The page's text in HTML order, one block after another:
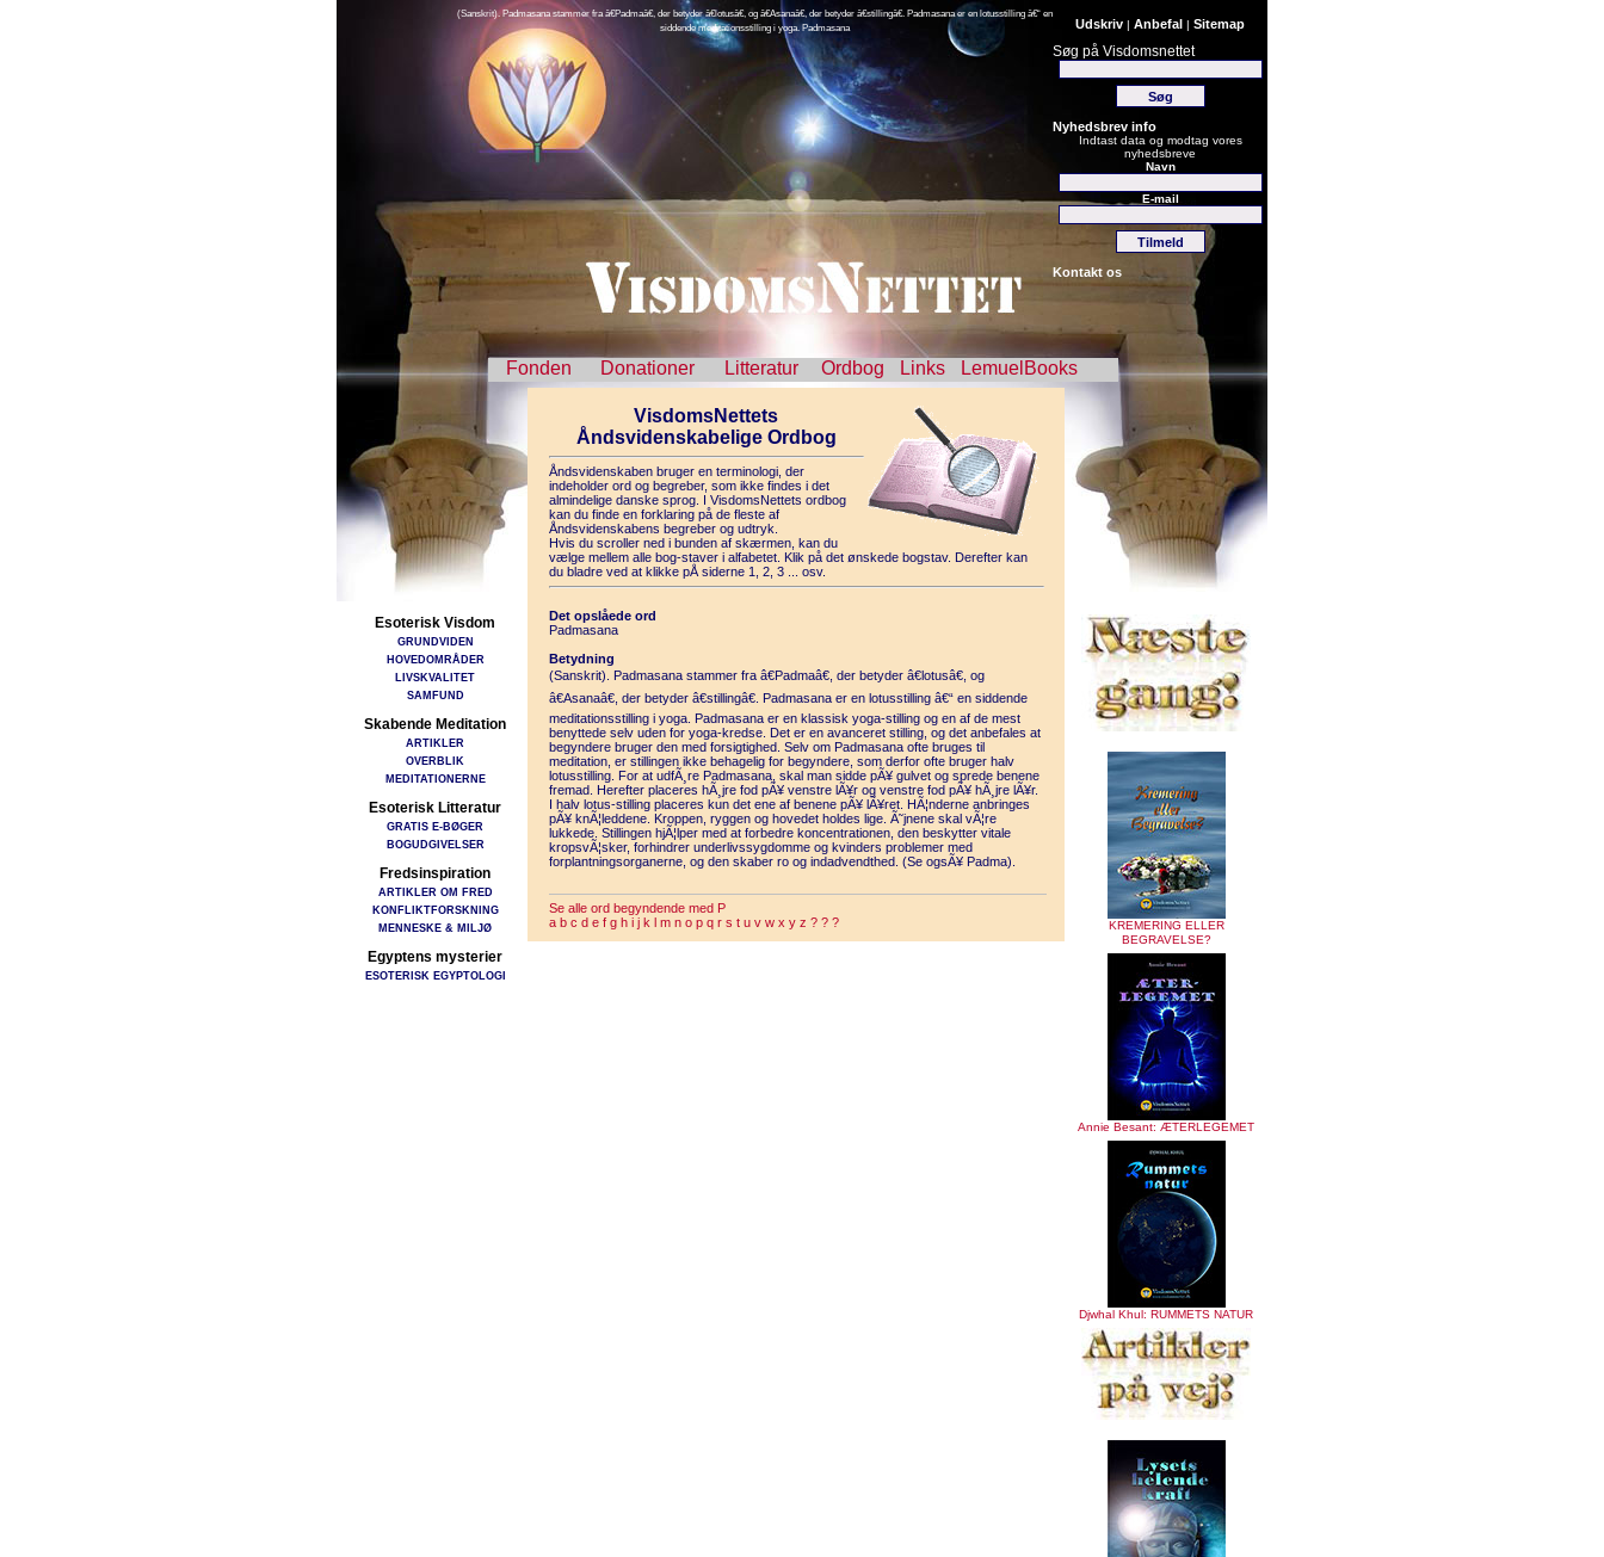
Udskriv | Anbefal | Sitemap
Søg på Visdomsnettet
Nyhedsbrev info
Indtast data og modtag vores
nyhedsbreve
Navn
E-mail
Kontakt os
(Sanskrit). Padmasana stammer fra â€Padmaâ€, der betyder â€lotusâ€, og â€Asanaâ€, der betyder â€stillingâ€. Padmasana er en lotusstilling â€“ en
siddende meditationsstilling i yoga. Padmasana
Fonden Donationer Litteratur Ordbog Links LemuelBooks
Esoterisk Visdom
GRUNDVIDEN
HOVEDOMRÅDER
LIVSKVALITET
SAMFUND
Skabende Meditation
ARTIKLER
OVERBLIK
MEDITATIONERNE
Esoterisk Litteratur
GRATIS E-BØGER
BOGUDGIVELSER
Fredsinspiration
ARTIKLER OM FRED
KONFLIKTFORSKNING
MENNESKE & MILJØ
Egyptens mysterier
ESOTERISK EGYPTOLOGI
VisdomsNettets
Åndsvidenskabelige Ordbog
Åndsvidenskaben bruger en terminologi, der
indeholder ord og begreber, som ikke findes i det
almindelige danske sprog. I VisdomsNettets ordbog
kan du finde en forklaring på de fleste af
Åndsvidenskabens begreber og udtryk.
Hvis du scroller ned i bunden af skærmen, kan du
vælge mellem alle bog-staver i alfabetet. Klik på det ønskede bogstav. Derefter kan
du bladre ved at klikke pÅ siderne 1, 2, 3 ... osv.
Det opslåede ord
Padmasana
Betydning
(Sanskrit). Padmasana stammer fra â€Padmaâ€, der betyder â€lotusâ€, og
â€Asanaâ€, der betyder â€stillingâ€. Padmasana er en lotusstilling â€“ en siddende
meditationsstilling i yoga. Padmasana er en klassisk yoga-stilling og en af de mest
benyttede selv uden for yoga-kredse. Det er en avanceret stilling, og det anbefales at
begyndere bruger den med forsigtighed. Selv om Padmasana ofte bruges til
meditation, er stillingen ikke behagelig for begyndere, som derfor ofte bruger halv
lotusstilling. For at udfÃ¸re Padmasana, skal man sidde pÃ¥ gulvet og sprede benene
fremad. Herefter placeres hÃ¸jre fod pÃ¥ venstre lÃ¥r og venstre fod pÃ¥ hÃ¸jre lÃ¥r.
I halv lotus-stilling placeres kun det ene af benene pÃ¥ lÃ¥ret. HÃ¦nderne anbringes
pÃ¥ knÃ¦leddene. Kroppen, ryggen og hovedet holdes lige. Ã˜jnene skal vÃ¦re
lukkede. Stillingen hjÃ¦lper med at forbedre koncentrationen, den beskytter vitale
kropsvÃ¦sker, forhindrer underlivssygdomme og kvinders problemer med
forplantningsorganerne, og den skaber ro og indadvendthed. (Se ogsÃ¥ Padma).
Se alle ord begyndende med P
a b c d e f g h i j k l m n o p q r s t u v w x y z ? ? ?
KREMERING ELLER
BEGRAVELSE?
Annie Besant: ÆTERLEGEMET
Djwhal Khul: RUMMETS NATUR